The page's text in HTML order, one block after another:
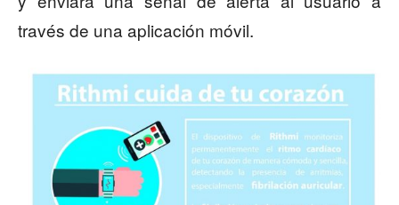
través de una aplicación móvil.